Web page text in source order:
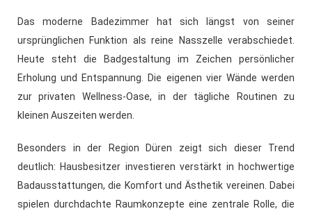
Das moderne Badezimmer hat sich längst von seiner
ursprünglichen Funktion als reine Nasszelle verabschiedet.
Heute steht die Badgestaltung im Zeichen persönlicher
Erholung und Entspannung. Die eigenen vier Wände werden
zur privaten Wellness-Oase, in der tägliche Routinen zu
kleinen Auszeiten werden.
Besonders in der Region Düren zeigt sich dieser Trend
deutlich: Hausbesitzer investieren verstärkt in hochwertige
Badausstattungen, die Komfort und Ästhetik vereinen. Dabei
spielen durchdachte Raumkonzepte eine zentrale Rolle, die